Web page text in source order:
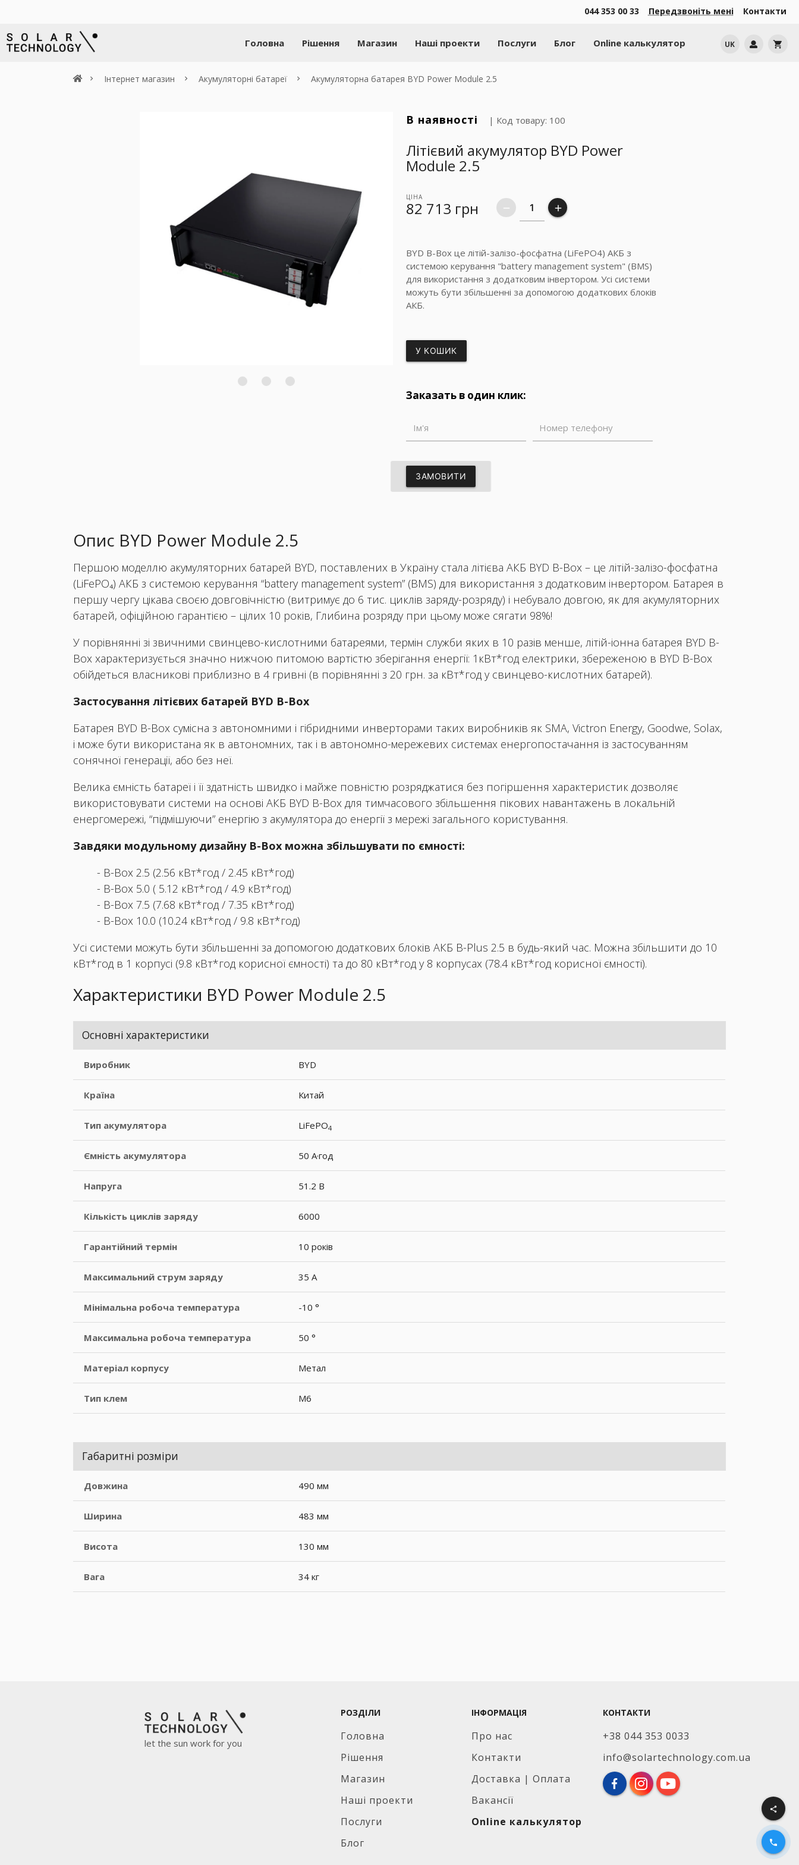
044 353 00 33 Передзвоніть мені Контакти
UK shopping_cart
Головна Рішення Магазин Наші проекти Послуги Блог Online калькулятор
share
phone
Інтернет магазин Акумуляторні батареї Акумуляторна батарея BYD Power Module 2.5
В наявності | Код товару: 100
Літієвий акумулятор BYD Power
Module 2.5
ЦІНА
82 713 грн remove add
BYD B-Box це літій-залізо-фосфатна (LiFePO4) АКБ з
системою керування "battery management system" (BMS)
для використання з додатковим інвертором. Усі системи
можуть бути збільшенні за допомогою додаткових блоків
АКБ.
У КОШИК
Заказать в один клик:
Ім'я Номер телефону
ЗАМОВИТИ
Опис BYD Power Module 2.5
Першою моделлю акумуляторних батарей BYD, поставлених в Україну стала літієва АКБ BYD B-Box – це літій-залізо-фосфатна
(LiFePO₄) АКБ з системою керування “battery management system” (BMS) для використання з додатковим інвертором. Батарея в
першу чергу цікава своєю довговічністю (витримує до 6 тис. циклів заряду-розряду) і небувало довгою, як для акумуляторних
батарей, офіційною гарантією – цілих 10 років, Глибина розряду при цьому може сягати 98%!
У порівнянні зі звичними свинцево-кислотними батареями, термін служби яких в 10 разів менше, літій-іонна батарея BYD B-
Box характеризується значно нижчою питомою вартістю зберігання енергії: 1кВт*год електрики, збереженою в BYD B-Box
обійдеться власникові приблизно в 4 гривні (в порівнянні з 20 грн. за кВт*год у свинцево-кислотних батарей).
Застосування літієвих батарей BYD B-Box
Батарея BYD B-Box сумісна з автономними і гібридними инверторами таких виробників як SMA, Victron Energy, Goodwe, Solax,
і може бути використана як в автономних, так і в автономно-мережевих системах енергопостачання із застосуванням
сонячної генерації, або без неї.
Велика ємність батареї і її здатність швидко і майже повністю розряджатися без погіршення характеристик дозволяє
використовувати системи на основі АКБ BYD B-Box для тимчасового збільшення пікових навантажень в локальній
енергомережі, “підмішуючи” енергію з акумулятора до енергії з мережі загального користування.
Завдяки модульному дизайну B-Box можна збільшувати по ємності:
- B-Box 2.5 (2.56 кВт*год / 2.45 кВт*год)
- B-Box 5.0 ( 5.12 кВт*год / 4.9 кВт*год)
- B-Box 7.5 (7.68 кВт*год / 7.35 кВт*год)
- B-Box 10.0 (10.24 кВт*год / 9.8 кВт*год)
Усі системи можуть бути збільшенні за допомогою додаткових блоків АКБ B-Plus 2.5 в будь-який час. Можна збільшити до 10
кВт*год в 1 корпусі (9.8 кВт*год корисної ємності) та до 80 кВт*год у 8 корпусах (78.4 кВт*год корисної ємності).
Характеристики BYD Power Module 2.5
Основні характеристики
Виробник BYD
Країна Китай
Тип акумулятора LiFePO4
Ємність акумулятора 50 А·год
Напруга 51.2 В
Кількість циклів заряду 6000
Гарантійний термін 10 років
Максимальний струм заряду 35 A
Мінімальна робоча температура -10 °
Максимальна робоча температура 50 °
Матеріал корпусу Метал
Тип клем M6
Габаритні розміри
Довжина 490 мм
Ширина 483 мм
Висота 130 мм
Вага 34 кг
let the sun work for you
РОЗДІЛИ
Головна
Рішення
Магазин
Наші проекти
Послуги
Блог
ІНФОРМАЦІЯ
Про нас
Контакти
Доставка | Оплата
Вакансії
Online калькулятор
КОНТАКТИ
+38 044 353 0033
info@solartechnology.com.ua